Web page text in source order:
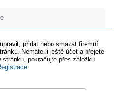
přidat nebo smazat firemní
Nemáte-li ještě účet a přejete
stránku, pokračujte přes záložku
.